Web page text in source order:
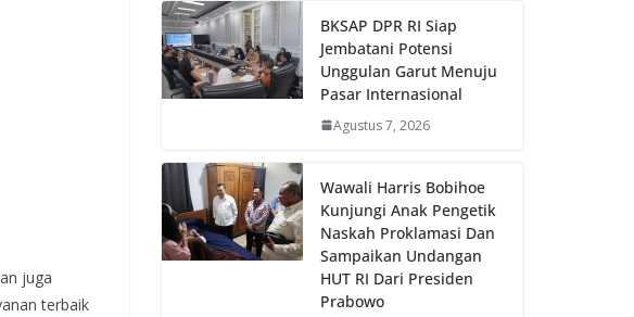
juga
terbaik
BKSAP DPR RI Siap
Jembatani Potensi
Unggulan Garut Menuju
Pasar Internasional
Agustus 7, 2026
Wawali Harris Bobihoe
Kunjungi Anak Pengetik
Naskah Proklamasi Dan
Sampaikan Undangan
HUT RI Dari Presiden
Prabowo